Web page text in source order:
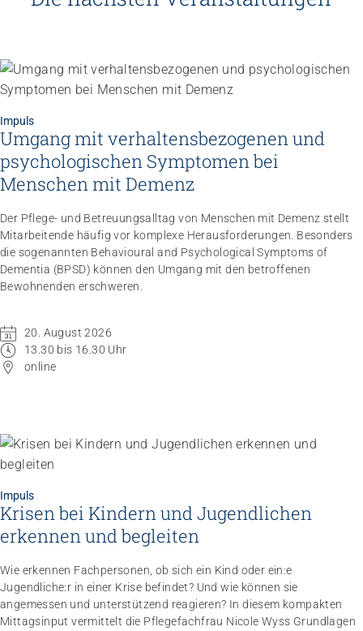
Impuls
Umgang mit verhaltensbezogenen und
psychologischen Symptomen bei Menschen mit
Demenz
20.08.2026 online
Impuls
Umgang mit verhaltensbezogenen und
psychologischen Symptomen bei
Menschen mit Demenz
Der Pflege- und Betreuungsalltag von Menschen mit Demenz stellt
Mitarbeitende häufig vor komplexe Herausforderungen. Besonders
die sogenannten Behavioural and Psychological Symptoms of
Dementia (BPSD) können den Umgang mit den betroffenen
Bewohnenden erschweren.
20. August 2026
13.30 bis 16.30 Uhr
online
Impuls
Krisen bei Kindern und Jugendlichen
erkennen und begleiten
Wie erkennen Fachpersonen, ob sich ein Kind oder ein:e
Jugendliche:r in einer Krise befindet? Und wie können sie
angemessen und unterstützend reagieren? In diesem kompakten
Mittagsinput vermittelt die Pflegefachfrau Nicole Wyss Grundlagen